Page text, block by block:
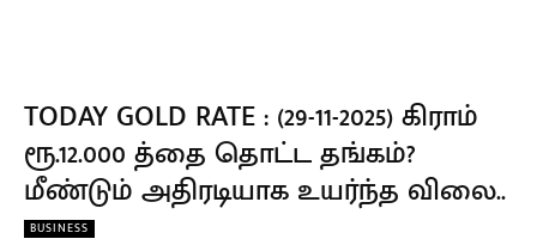
TODAY GOLD RATE : (29-11-2025) கிராம்
ரூ.12.000 த்தை தொட்ட தங்கம்?
மீண்டும் அதிரடியாக உயர்ந்த விலை..
BUSINESS